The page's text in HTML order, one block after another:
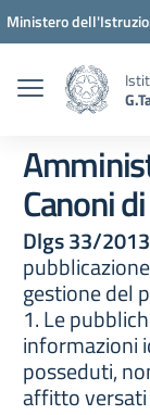
Vai ai contenuti
Vai al menu di
Vai al footer
Ministero
Canoni
Dlgs 33/
gestione del
1. Le
informazioni
posseduti,
affitto